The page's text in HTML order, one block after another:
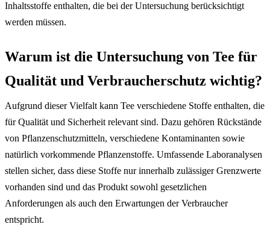
Inhaltsstoffe enthalten, die bei der Untersuchung berücksichtigt
werden müssen.
Warum ist die Untersuchung von Tee für
Qualität und Verbraucherschutz wichtig?
Aufgrund dieser Vielfalt kann Tee verschiedene Stoffe enthalten, die
für Qualität und Sicherheit relevant sind. Dazu gehören Rückstände
von Pflanzenschutzmitteln, verschiedene Kontaminanten sowie
natürlich vorkommende Pflanzenstoffe. Umfassende Laboranalysen
stellen sicher, dass diese Stoffe nur innerhalb zulässiger Grenzwerte
vorhanden sind und das Produkt sowohl gesetzlichen
Anforderungen als auch den Erwartungen der Verbraucher
entspricht.